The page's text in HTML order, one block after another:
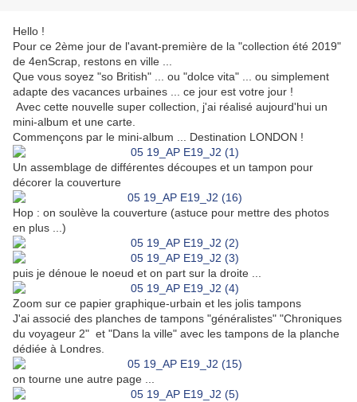
Hello !
Pour ce 2ème jour de l'avant-première de la "collection été 2019"
de 4enScrap, restons en ville ...
Que vous soyez "so British" ... ou "dolce vita" ... ou simplement
adapte des vacances urbaines ... ce jour est votre jour !
Avec cette nouvelle super collection, j'ai réalisé aujourd'hui un
mini-album et une carte.
Commençons par le mini-album ... Destination LONDON !
Un assemblage de différentes découpes et un tampon pour
décorer la couverture
Hop : on soulève la couverture (astuce pour mettre des photos
en plus ...)
puis je dénoue le noeud et on part sur la droite ...
Zoom sur ce papier graphique-urbain et les jolis tampons
J'ai associé des planches de tampons "généralistes" "Chroniques
du voyageur 2" et "Dans la ville" avec les tampons de la planche
dédiée à Londres.
on tourne une autre page ...